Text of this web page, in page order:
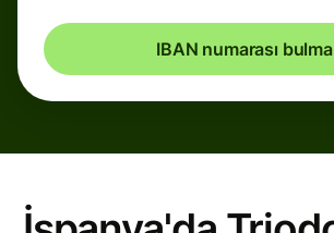
IBAN numarası bulma